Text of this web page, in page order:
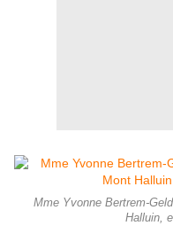
Mme Yvonne Bertrem-
Halluin,